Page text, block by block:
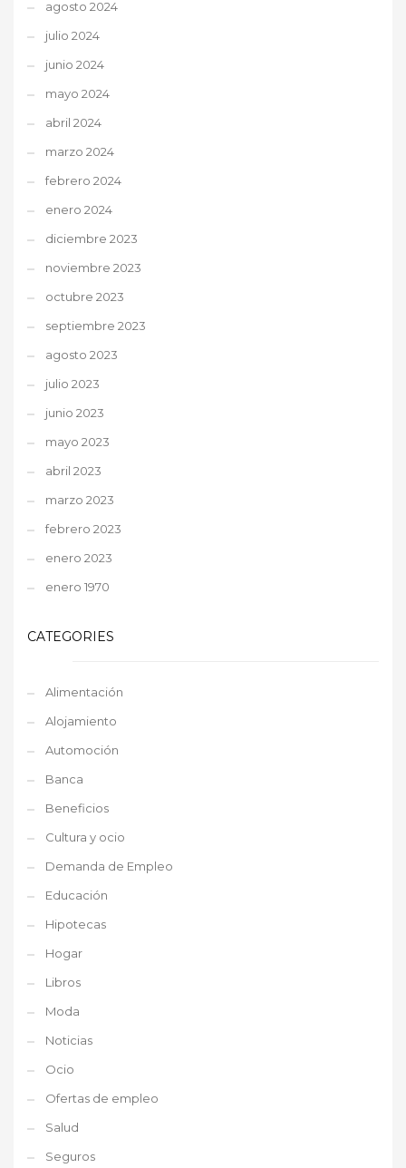
agosto 2024
julio 2024
junio 2024
mayo 2024
abril 2024
marzo 2024
febrero 2024
enero 2024
diciembre 2023
noviembre 2023
octubre 2023
septiembre 2023
agosto 2023
julio 2023
junio 2023
mayo 2023
abril 2023
marzo 2023
febrero 2023
enero 2023
enero 1970
CATEGORIES
Alimentación
Alojamiento
Automoción
Banca
Beneficios
Cultura y ocio
Demanda de Empleo
Educación
Hipotecas
Hogar
Libros
Moda
Noticias
Ocio
Ofertas de empleo
Salud
Seguros